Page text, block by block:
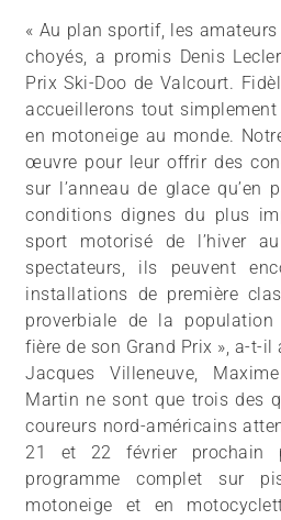
« Au plan sportif, les
choyés, a promis Denis
Prix Ski-Doo de Valcourt.
accueillerons tout
en motoneige au monde.
œuvre pour leur offrir des
sur l’anneau de glace qu’en
conditions dignes du plus
sport motorisé de l’hiver
spectateurs, ils peuvent
installations de première
proverbiale de la
fière de son Grand Prix », a-t-il
Jacques Villeneuve,
Martin ne sont que trois des
coureurs nord-américains
21 et 22 février prochain
programme complet sur
motoneige et en